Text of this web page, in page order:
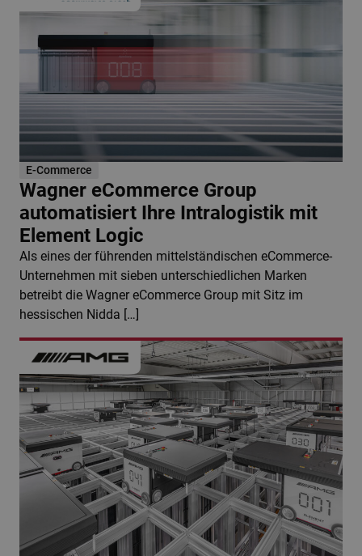
E-Commerce
Wagner eCommerce Group
automatisiert Ihre Intralogistik mit
Element Logic
Als eines der führenden mittelständischen eCommerce-
Unternehmen mit sieben unterschiedlichen Marken
betreibt die Wagner eCommerce Group mit Sitz im
hessischen Nidda […]